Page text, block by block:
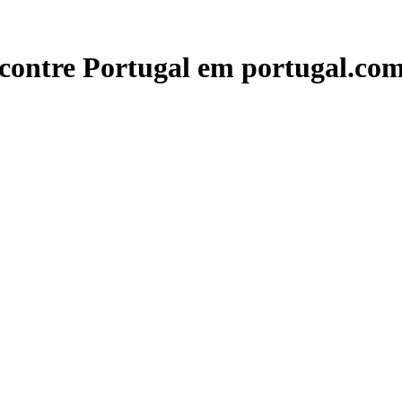
Portugal em